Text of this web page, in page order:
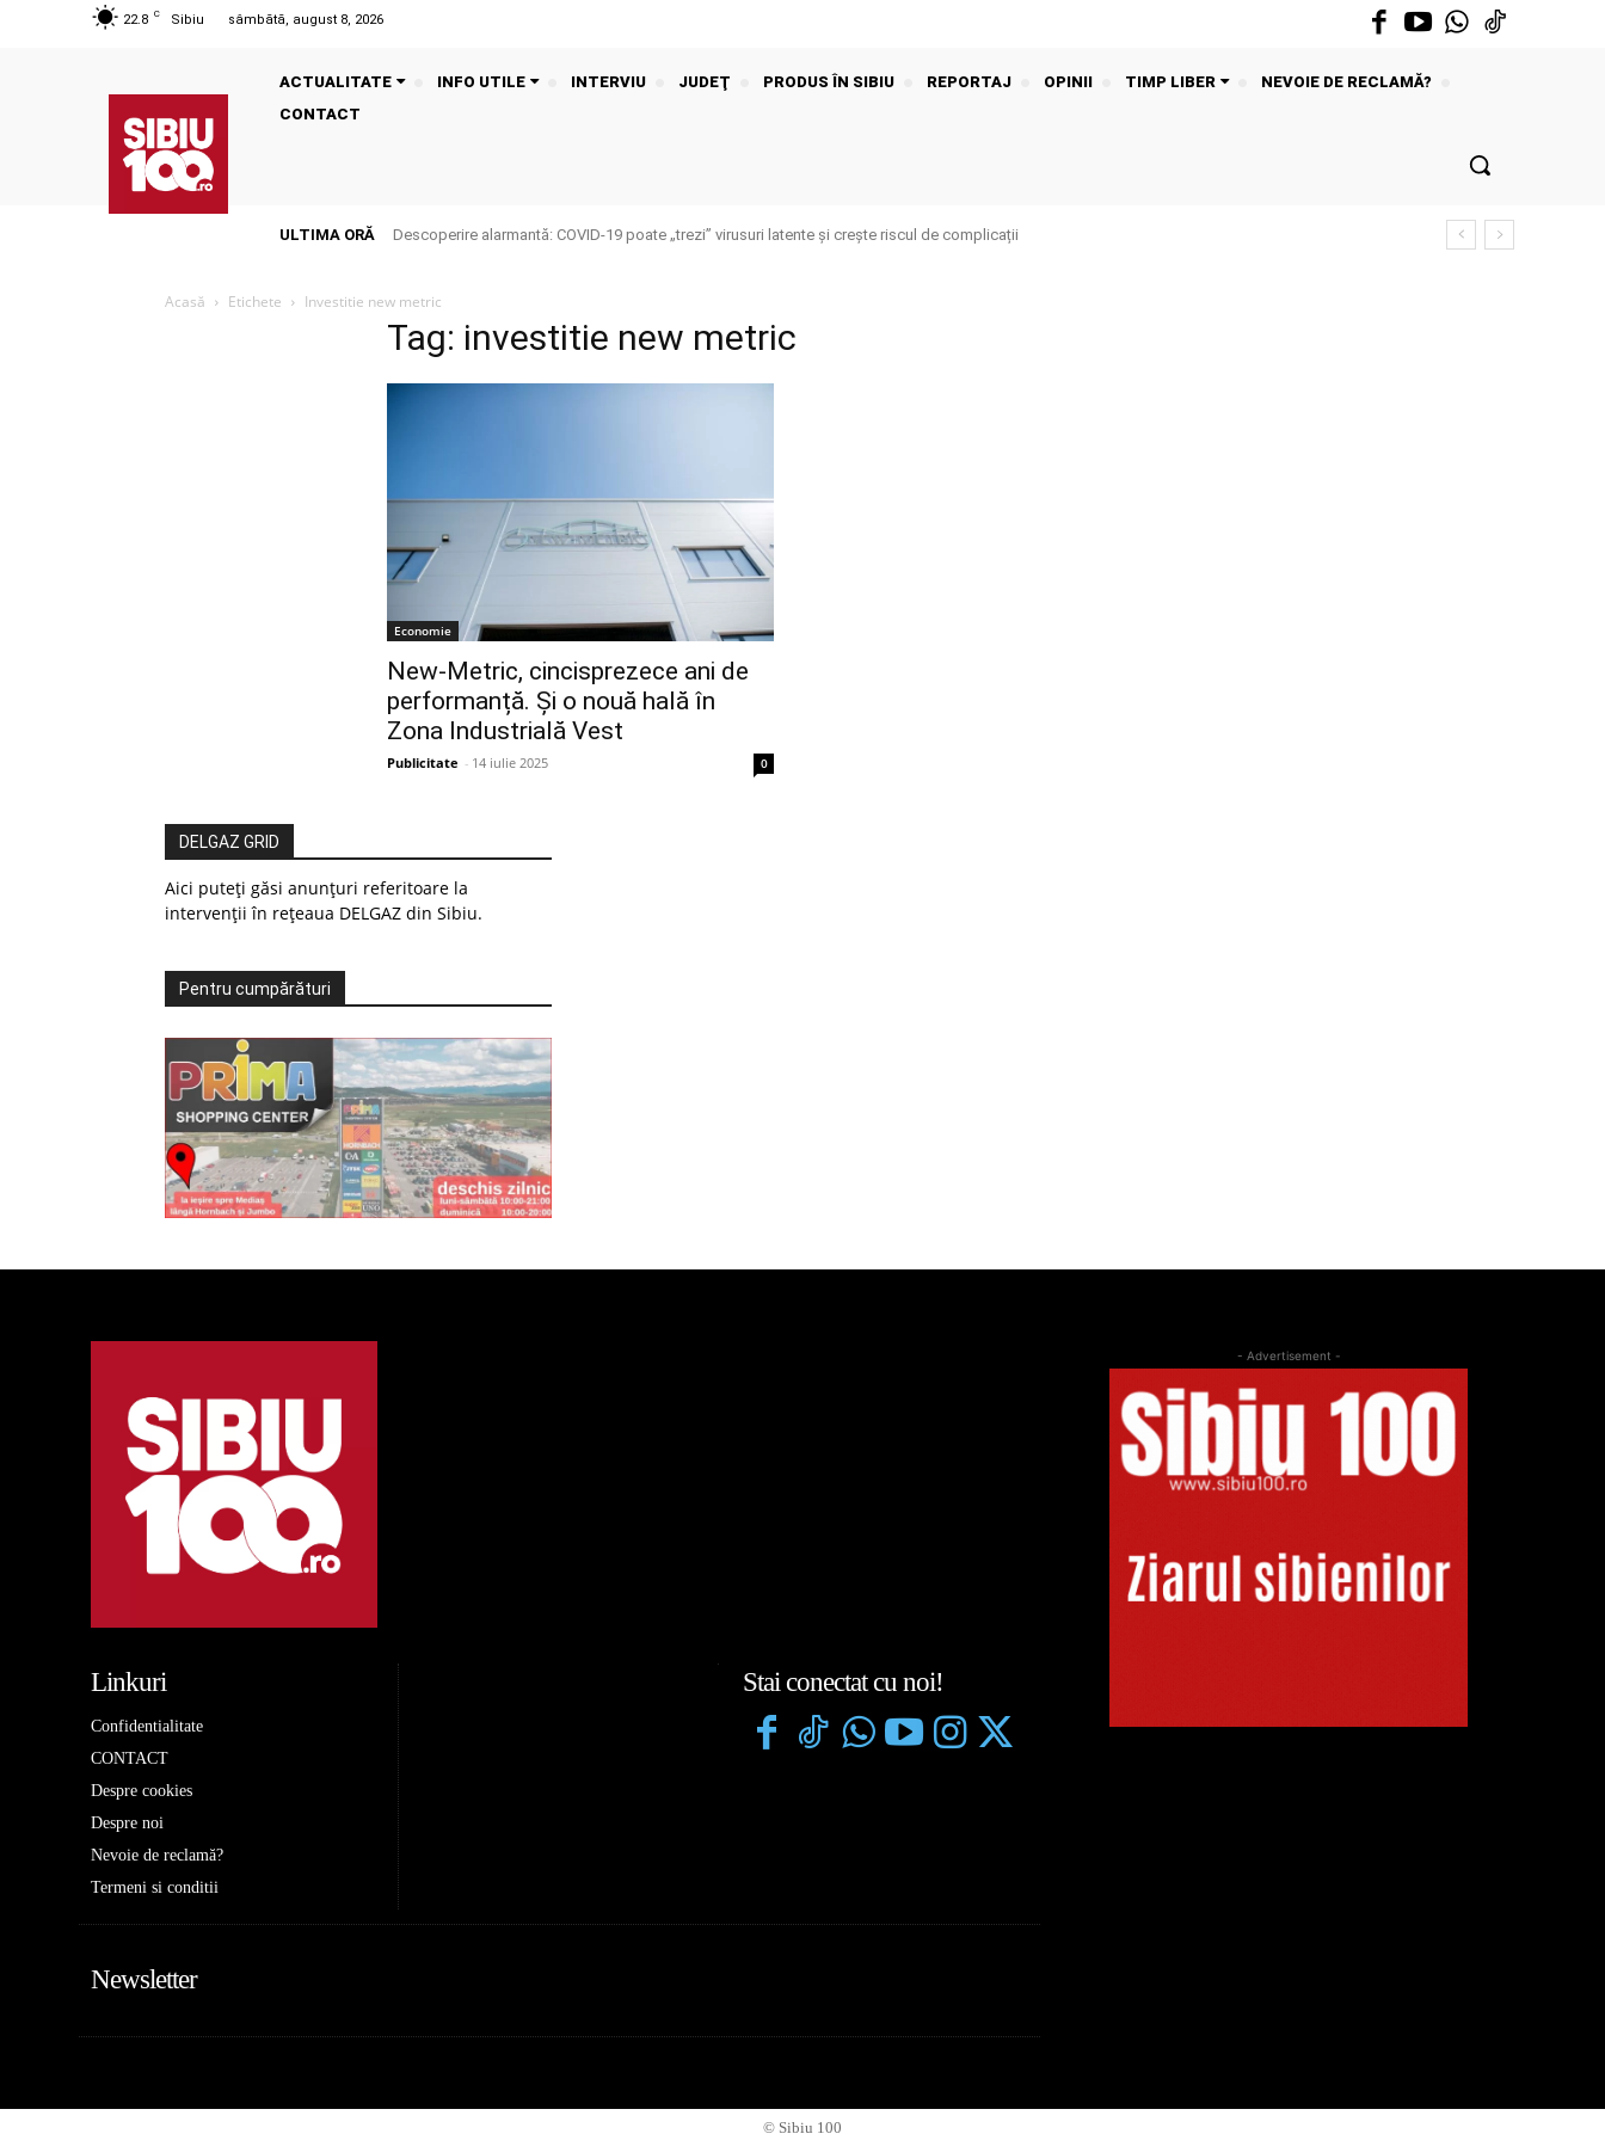
22.8 C Sibiu sâmbătă, august 8, 2026
ACTUALITATE INFO UTILE INTERVIU JUDEŢ PRODUS ÎN SIBIU REPORTAJ OPINII TIMP LIBER
NEVOIE DE RECLAMĂ?
CONTACT
ULTIMA ORĂ Descoperire alarmantă: COVID-19 poate „trezi” virusuri latente și crește riscul de complicații
Acasă Etichete Investitie new metric
Tag: investitie new metric
Economie
New-Metric, cincisprezece ani de
performanță. Și o nouă hală în
Zona Industrială Vest
Publicitate - 14 iulie 2025 0
DELGAZ GRID
Aici puteți găsi anunțuri referitoare la
intervenții în rețeaua DELGAZ din Sibiu.
Pentru cumpărături
Linkuri
Confidentialitate
CONTACT
Despre cookies
Despre noi
Nevoie de reclamă?
Termeni si conditii
Stai conectat cu noi!
Newsletter
- Advertisement -
© Sibiu 100